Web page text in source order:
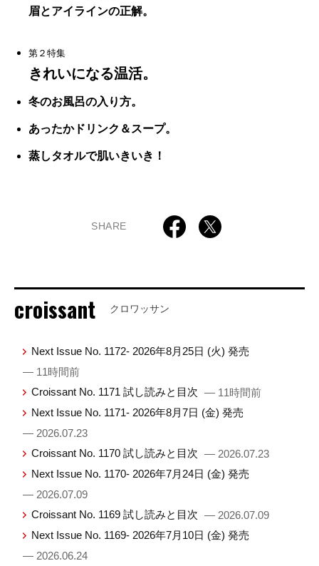
眉とアイラインの正解。
第２特集
きれいになる温活。
冬のお風呂の入り方。
あったかドリンク＆スープ。
蒸しタオルで肌いきいき！
SHARE
croissant クロワッサン
Next Issue No. 1172- 2026年8月25日 (火) 発売
— 11時間前
Croissant No. 1171 試し読みと目次 — 11時間前
Next Issue No. 1171- 2026年8月7日 (金) 発売
— 2026.07.23
Croissant No. 1170 試し読みと目次 — 2026.07.23
Next Issue No. 1170- 2026年7月24日 (金) 発売
— 2026.07.09
Croissant No. 1169 試し読みと目次 — 2026.07.09
Next Issue No. 1169- 2026年7月10日 (金) 発売
— 2026.06.24